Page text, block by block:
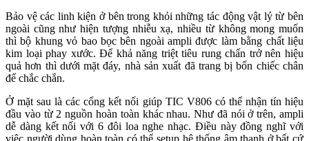
Bảo vệ các linh kiện ở bên trong khỏi những tác động vật lý từ bên
ngoài cũng như hiện tượng nhiễu xạ, nhiều từ không mong muốn
thì bộ khung vỏ bao bọc bên ngoài ampli được làm bằng chất liệu
kim loại phay xước. Để khả năng triệt tiêu rung chấn trở nên hiệu
quả hơn thì dưới mặt đáy, nhà sản xuất đã trang bị bốn chiếc chân
đế chắc chắn.
Ở mặt sau là các cổng kết nối giúp TIC V806 có thể nhận tín hiệu
đầu vào từ 2 nguồn hoàn toàn khác nhau. Như đã nói ở trên, ampli
dễ dàng kết nối với 6 đôi loa nghe nhạc. Điều này đồng nghĩ với